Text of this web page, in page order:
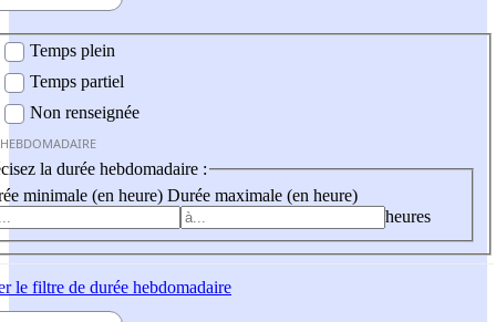
Temps plein
Temps partiel
Non renseignée
la durée hebdomadaire :
minimale (en heure) Durée maximale (en heure)
heures
le filtre de durée hebdomadaire